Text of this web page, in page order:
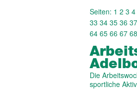
Seiten: 1 2 3 4
33 34 35 36 37
64 65 66 67 68
Die
sportliche